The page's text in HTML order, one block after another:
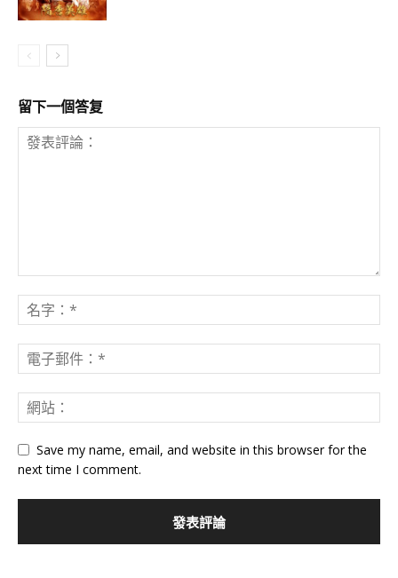
留下一個答复
Save my name, email, and website in this browser for the
next time I comment.